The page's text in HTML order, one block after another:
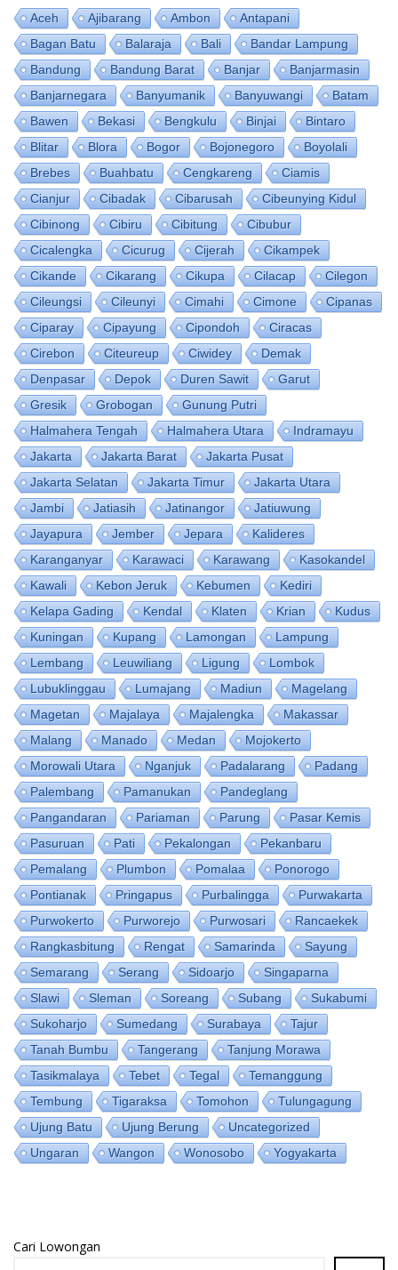
Aceh Ajibarang Ambon
Antapani
Bagan Batu
Balaraja Bali
Bandar Lampung
Bandung
Bandung Barat Banjar
Banjarmasin
Banjarnegara
Banyumanik Banyuwangi
Batam
Bawen
Bekasi Bengkulu Binjai
Bintaro
Blitar
Blora Bogor Bojonegoro
Boyolali
Brebes
Buahbatu Cengkareng
Ciamis
Cianjur
Cibadak Cibarusah
Cibeunying Kidul
Cibinong
Cibiru Cibitung
Cibubur
Cicalengka
Cicurug Cijerah
Cikampek
Cikande
Cikarang Cikupa Cilacap
Cilegon
Cileungsi
Cileunyi Cimahi Cimone
Cipanas
Ciparay
Cipayung Cipondoh
Ciracas
Cirebon
Citeureup Ciwidey
Demak
Denpasar
Depok Duren Sawit
Garut
Gresik
Grobogan
Gunung Putri
Halmahera Tengah
Halmahera Utara
Indramayu
Jakarta
Jakarta Barat
Jakarta Pusat
Jakarta Selatan
Jakarta Timur
Jakarta Utara
Jambi
Jatiasih Jatinangor
Jatiuwung
Jayapura
Jember Jepara
Kalideres
Karanganyar
Karawaci Karawang
Kasokandel
Kawali
Kebon Jeruk Kebumen
Kediri
Kelapa Gading
Kendal Klaten Krian
Kudus
Kuningan
Kupang Lamongan
Lampung
Lembang
Leuwiliang Ligung
Lombok
Lubuklinggau
Lumajang Madiun
Magelang
Magetan
Majalaya Majalengka
Makassar
Malang
Manado Medan
Mojokerto
Morowali Utara
Nganjuk Padalarang
Padang
Palembang
Pamanukan
Pandeglang
Pangandaran
Pariaman Parung
Pasar Kemis
Pasuruan
Pati Pekalongan
Pekanbaru
Pemalang
Plumbon Pomalaa
Ponorogo
Pontianak
Pringapus Purbalingga
Purwakarta
Purwokerto
Purworejo Purwosari
Rancaekek
Rangkasbitung
Rengat Samarinda
Sayung
Semarang
Serang Sidoarjo
Singaparna
Slawi
Sleman Soreang Subang
Sukabumi
Sukoharjo
Sumedang Surabaya
Tajur
Tanah Bumbu
Tangerang
Tanjung Morawa
Tasikmalaya
Tebet Tegal
Temanggung
Tembung
Tigaraksa Tomohon
Tulungagung
Ujung Batu
Ujung Berung
Uncategorized
Ungaran
Wangon Wonosobo Yogyakarta
Cari Lowongan